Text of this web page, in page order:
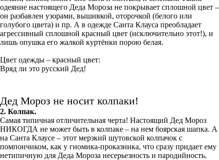
одеяние настоящего Деда Мороза не покрывает сплошной цвет –
он разбавлен узорами, вышивкой, оторочкой (белого или
голубого цвета) и пр. А в одежде Санта Клауса преобладает
агрессивный сплошной красный цвет (исключительно этот!), и
лишь опушка его жалкой куртёнки порою белая.
Цвет одежды – красный цвет:
Вряд ли это русский Дед!
Дед Мороз не носит колпаки!
2. Колпак.
Самая типичная отличительная черта! Настоящий Дед Мороз
НИКОГДА не может быть в колпаке – на нем боярская шапка. А
на Санта Клаусе – этот мерзкий шутовской колпачок с
помпончиком, как у гномика-проказника, что сразу придает ему
нетипичную для Деда Мороза несерьезность и пародийность.